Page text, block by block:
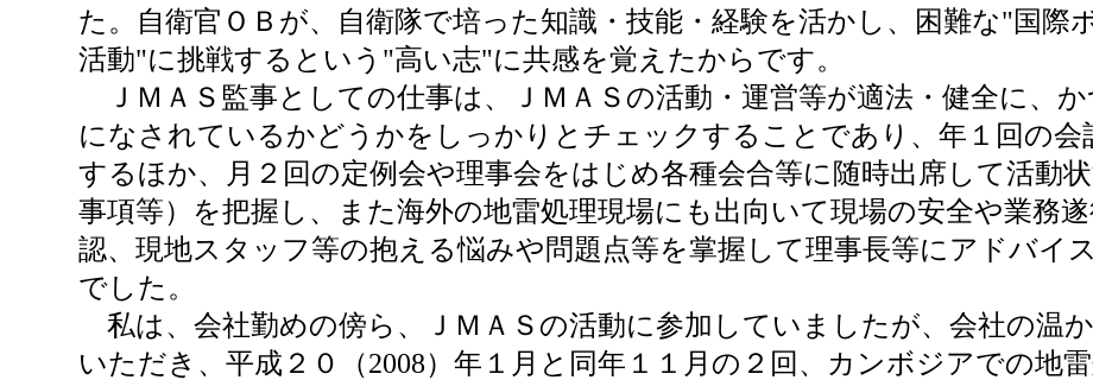
た。自衛官ＯＢが、自衛隊で培った知識・技能・経験を活かし、困難な"国際
活動"に挑戦するという"高い志"に共感を覚えたからです。
ＪＭＡＳ監事としての仕事は、ＪＭＡＳの活動・運営等が適法・健全に、か
になされているかどうかをしっかりとチェックすることであり、年１回の会
するほか、月２回の定例会や理事会をはじめ各種会合等に随時出席して活動
事項等）を把握し、また海外の地雷処理現場にも出向いて現場の安全や業務
認、現地スタッフ等の抱える悩みや問題点等を掌握して理事長等にアドバイ
でした。
私は、会社勤めの傍ら、ＪＭＡＳの活動に参加していましたが、会社の温
いただき、平成２０（2008）年１月と同年１１月の２回、カンボジアでの地